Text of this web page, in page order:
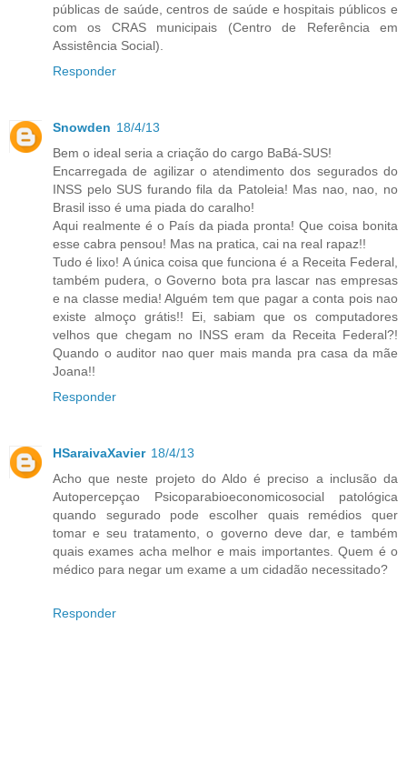
públicas de saúde, centros de saúde e hospitais públicos e
com os CRAS municipais (Centro de Referência em
Assistência Social).
Responder
Snowden 18/4/13
Bem o ideal seria a criação do cargo BaBá-SUS!
Encarregada de agilizar o atendimento dos segurados do
INSS pelo SUS furando fila da Patoleia! Mas nao, nao, no
Brasil isso é uma piada do caralho!
Aqui realmente é o País da piada pronta! Que coisa bonita
esse cabra pensou! Mas na pratica, cai na real rapaz!!
Tudo é lixo! A única coisa que funciona é a Receita Federal,
também pudera, o Governo bota pra lascar nas empresas
e na classe media! Alguém tem que pagar a conta pois nao
existe almoço grátis!! Ei, sabiam que os computadores
velhos que chegam no INSS eram da Receita Federal?!
Quando o auditor nao quer mais manda pra casa da mãe
Joana!!
Responder
HSaraivaXavier 18/4/13
Acho que neste projeto do Aldo é preciso a inclusão da
Autopercepçao Psicoparabioeconomicosocial patológica
quando segurado pode escolher quais remédios quer
tomar e seu tratamento, o governo deve dar, e também
quais exames acha melhor e mais importantes. Quem é o
médico para negar um exame a um cidadão necessitado?
Responder